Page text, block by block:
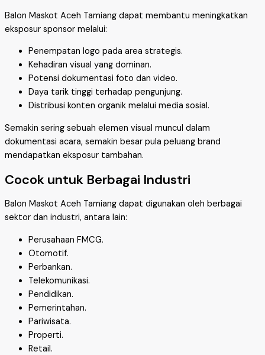
Balon Maskot Aceh Tamiang dapat membantu meningkatkan
eksposur sponsor melalui:
Penempatan logo pada area strategis.
Kehadiran visual yang dominan.
Potensi dokumentasi foto dan video.
Daya tarik tinggi terhadap pengunjung.
Distribusi konten organik melalui media sosial.
Semakin sering sebuah elemen visual muncul dalam
dokumentasi acara, semakin besar pula peluang brand
mendapatkan eksposur tambahan.
Cocok untuk Berbagai Industri
Balon Maskot Aceh Tamiang dapat digunakan oleh berbagai
sektor dan industri, antara lain:
Perusahaan FMCG.
Otomotif.
Perbankan.
Telekomunikasi.
Pendidikan.
Pemerintahan.
Pariwisata.
Properti.
Retail.